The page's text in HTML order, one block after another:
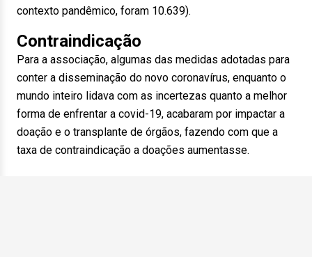
contexto pandêmico, foram 10.639).
Contraindicação
Para a associação, algumas das medidas adotadas para
conter a disseminação do novo coronavírus, enquanto o
mundo inteiro lidava com as incertezas quanto a melhor
forma de enfrentar a covid-19, acabaram por impactar a
doação e o transplante de órgãos, fazendo com que a
taxa de contraindicação a doações aumentasse.